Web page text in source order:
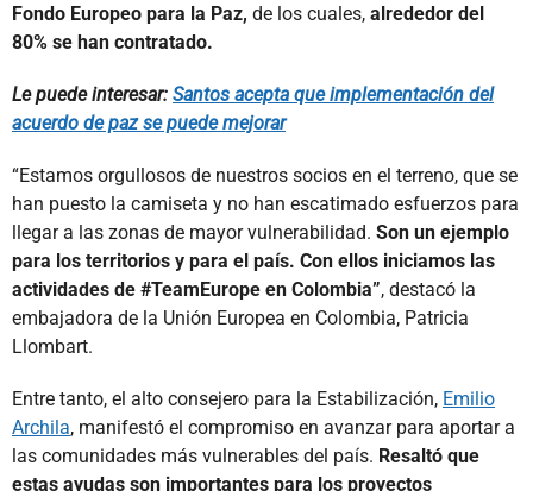
Fondo Europeo para la Paz, de los cuales, alrededor del
80% se han contratado.
Le puede interesar: Santos acepta que implementación del
acuerdo de paz se puede mejorar
“Estamos orgullosos de nuestros socios en el terreno, que se
han puesto la camiseta y no han escatimado esfuerzos para
llegar a las zonas de mayor vulnerabilidad. Son un ejemplo
para los territorios y para el país. Con ellos iniciamos las
actividades de #TeamEurope en Colombia”, destacó la
embajadora de la Unión Europea en Colombia, Patricia
Llombart.
Entre tanto, el alto consejero para la Estabilización, Emilio
Archila, manifestó el compromiso en avanzar para aportar a
las comunidades más vulnerables del país. Resaltó que
estas ayudas son importantes para los proyectos